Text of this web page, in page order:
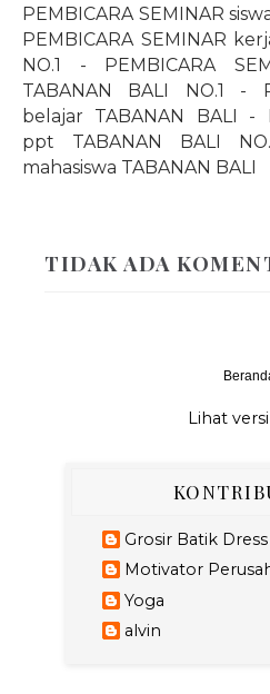
PEMBICARA SEMINAR
PEMBICARA SEMINAR
NO.1 - PEMBICARA
TABANAN BALI NO.1 -
belajar TABANAN BALI -
ppt TABANAN BALI
mahasiswa TABANAN BALI
TIDAK ADA
Lihat
Grosir Batik
Motivator
Yoga
alvin